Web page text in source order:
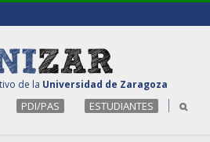
de la Universidad de Zaragoza
PDI/PAS ESTUDIANTES